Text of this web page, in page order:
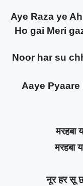
Aye Raza ye
Ho gai Meri
Noor har su
Aaye
मरहबा
मरहबा
नूर हर सू